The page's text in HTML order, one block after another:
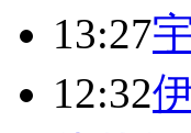
13:27
12:32